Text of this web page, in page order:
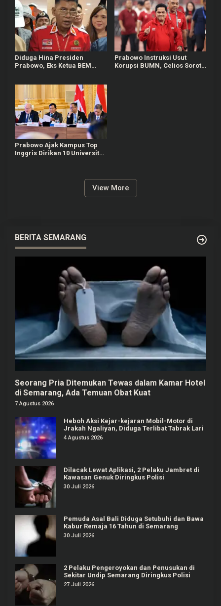
Diduga Hina Presiden
Prabowo, Eks Ketua BEM
Prabowo Instruksi Usut
Korupsi BUMN, Celios Sorot
Prabowo Ajak Kampus Top
Inggris Dirikan 10 Universitas
View More
BERITA SEMARANG
Seorang Pria Ditemukan Tewas dalam Kamar Hotel
di Semarang, Ada Temuan Obat Kuat
7 Agustus 2026
Heboh Aksi Kejar-kejaran Mobil-Motor di
Jrakah Ngaliyan, Diduga Terlibat Tabrak Lari
4 Agustus 2026
Dilacak Lewat Aplikasi, 2 Pelaku Jambret di
Kawasan Genuk Diringkus Polisi
30 Juli 2026
Pemuda Asal Bali Diduga Setubuhi dan Bawa
Kabur Remaja 16 Tahun di Semarang
30 Juli 2026
2 Pelaku Pengeroyokan dan Penusukan di
Sekitar Undip Semarang Diringkus Polisi
27 Juli 2026